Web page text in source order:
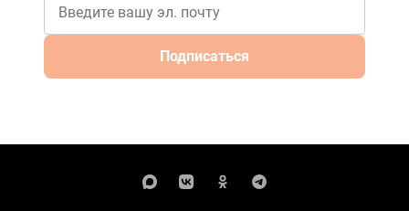
Подписаться